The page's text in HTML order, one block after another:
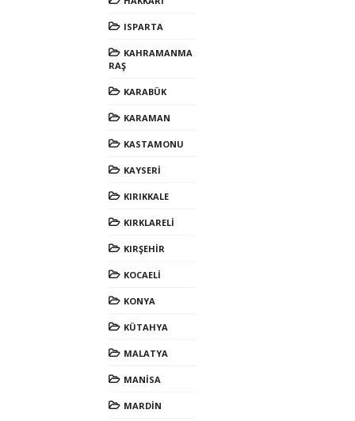
ISPARTA
KAHRAMANMA
RAŞ
KARABÜK
KARAMAN
KASTAMONU
KAYSERİ
KIRIKKALE
KIRKLARELİ
KIRŞEHİR
KOCAELİ
KONYA
KÜTAHYA
MALATYA
MANİSA
MARDİN